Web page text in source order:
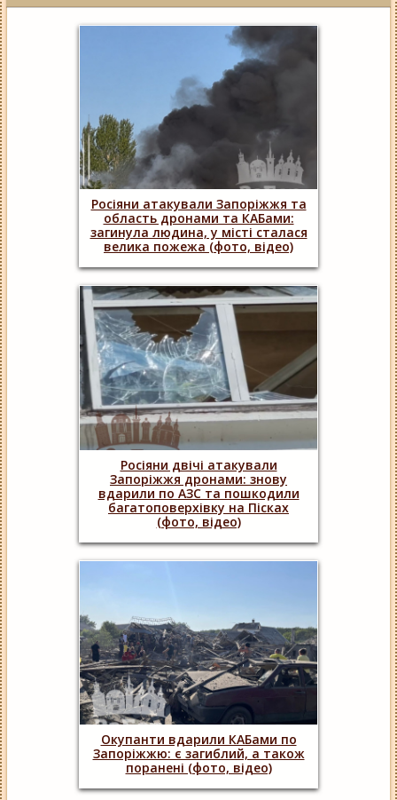
Росіяни атакували Запоріжжя та
область дронами та КАБами:
загинула людина, у місті сталася
велика пожежа (фото, відео)
Росіяни двічі атакували
Запоріжжя дронами: знову
вдарили по АЗС та пошкодили
багатоповерхівку на Пісках
(фото, відео)
Окупанти вдарили КАБами по
Запоріжжю: є загиблий, а також
поранені (фото, відео)